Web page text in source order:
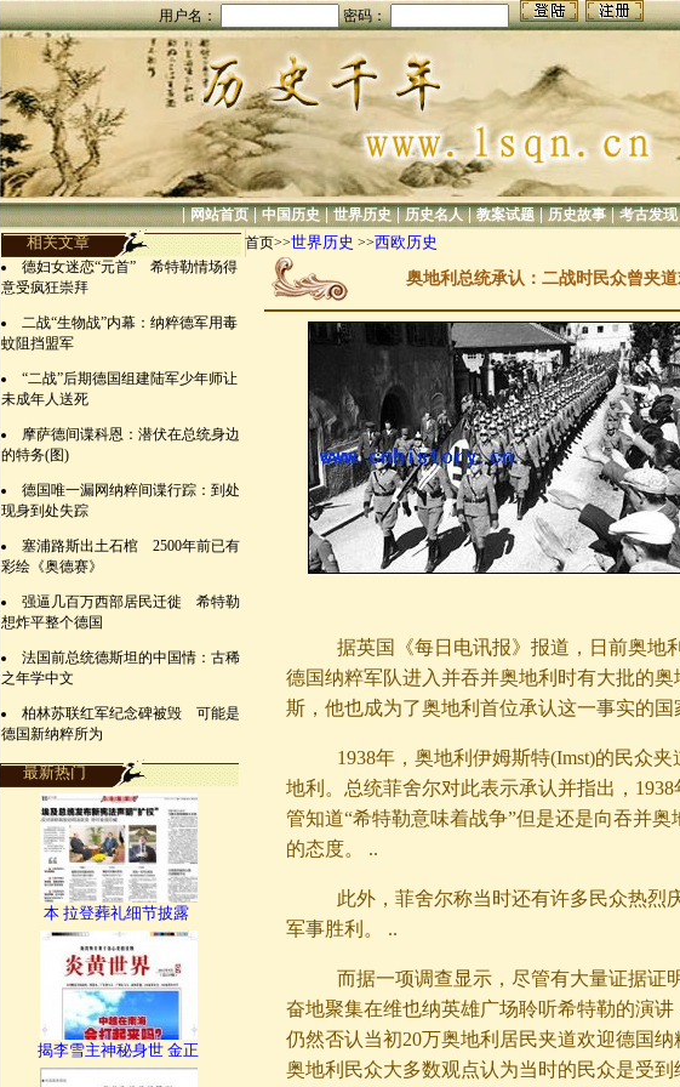
用户名： 密码：
|网站首页|中国历史|世界历史|历史名人|教案试题|历史故事|考古发现
相关文章
首页>>世界历史 >>西欧历史
德妇女迷恋“元首” 希特勒情场得
意受疯狂崇拜
二战“生物战”内幕：纳粹德军用毒
蚊阻挡盟军
“二战”后期德国组建陆军少年师让
未成年人送死
摩萨德间谍科恩：潜伏在总统身边
的特务(图)
德国唯一漏网纳粹间谍行踪：到处
现身到处失踪
塞浦路斯出土石棺 2500年前已有
彩绘《奥德赛》
强逼几百万西部居民迁徙 希特勒
想炸平整个德国
法国前总统德斯坦的中国情：古稀
之年学中文
柏林苏联红军纪念碑被毁 可能是
德国新纳粹所为
最新热门
本 拉登葬礼细节披露
揭李雪主神秘身世 金正
奥地利总统承认：二战时民众曾夹
据英国《每日电讯报》报道，日前奥地
德国纳粹军队进入并吞并奥地利时有大批的
斯，他也成为了奥地利首位承认这一事实的国
1938年，奥地利伊姆斯特(Imst)的民众夹
地利。总统菲舍尔对此表示承认并指出，
管知道“希特勒意味着战争”但是还是向吞并
的态度。 ..
此外，菲舍尔称当时还有许多民众热烈
军事胜利。 ..
而据一项调查显示，尽管有大量证据证
奋地聚集在维也纳英雄广场聆听希特勒的演讲
仍然否认当初20万奥地利居民夹道欢迎德国纳
奥地利民众大多数观点认为当时的民众是受